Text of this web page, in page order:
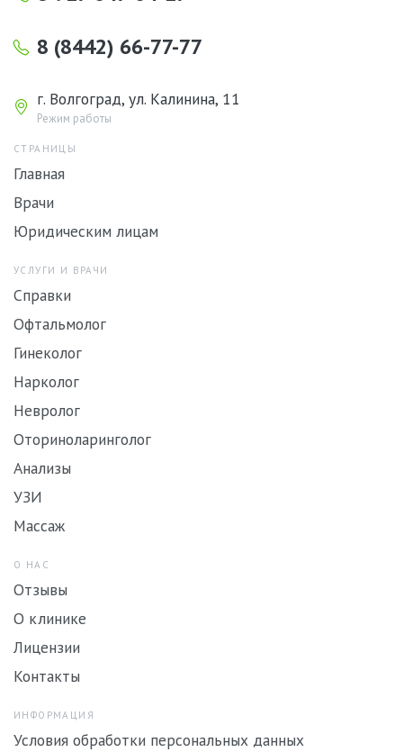
8 (8442) 66-77-77
г. Волгоград, ул. Калинина, 11
Режим работы
СТРАНИЦЫ
Главная
Врачи
Юридическим лицам
УСЛУГИ И ВРАЧИ
Справки
Офтальмолог
Гинеколог
Нарколог
Невролог
Оториноларинголог
Анализы
УЗИ
Массаж
О НАС
Отзывы
О клинике
Лицензии
Контакты
ИНФОРМАЦИЯ
Условия обработки персональных данных